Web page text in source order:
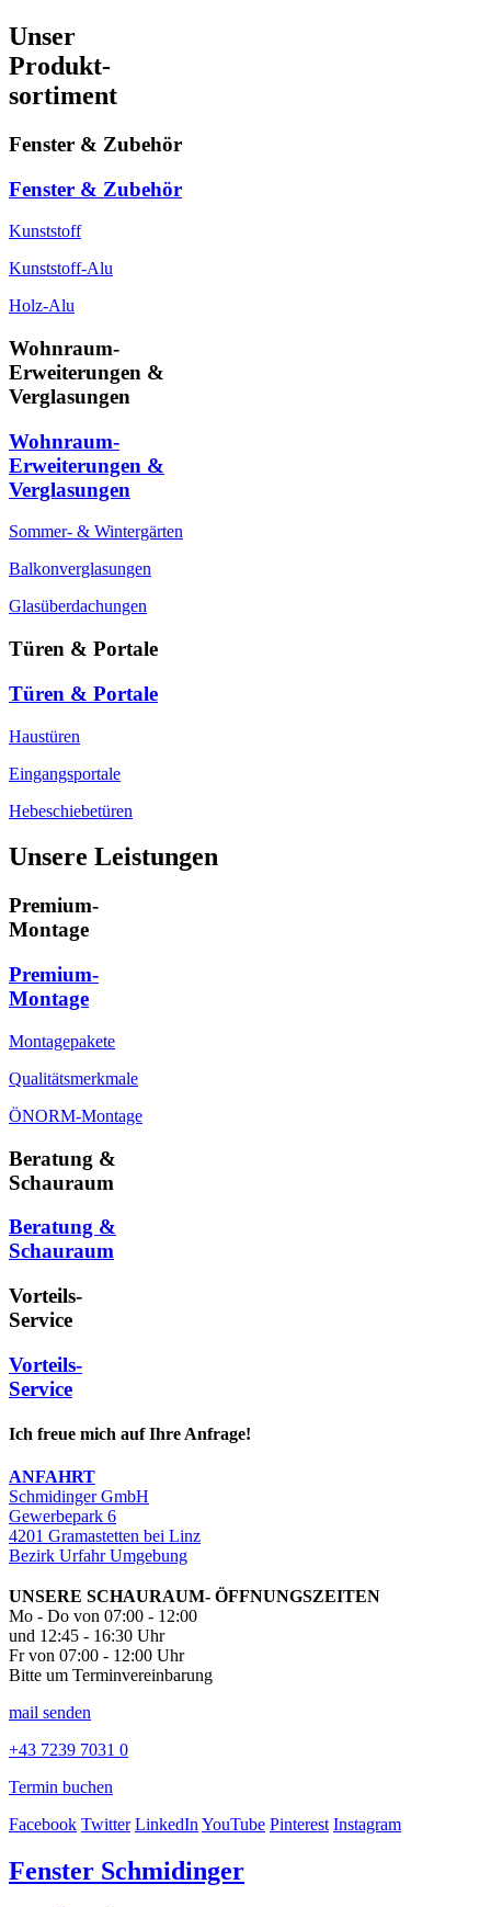
Unser
Produkt-
sortiment
Fenster & Zubehör
Fenster & Zubehör
Kunststoff
Kunststoff-Alu
Holz-Alu
Wohnraum-
Erweiterungen &
Verglasungen
Wohnraum-
Erweiterungen &
Verglasungen
Sommer- & Wintergärten
Balkonverglasungen
Glasüberdachungen
Türen & Portale
Türen & Portale
Haustüren
Eingangsportale
Hebeschiebetüren
Unsere Leistungen
Premium-
Montage
Premium-
Montage
Montagepakete
Qualitätsmerkmale
ÖNORM-Montage
Beratung &
Schauraum
Beratung &
Schauraum
Vorteils-
Service
Vorteils-
Service
Ich freue mich auf Ihre Anfrage!
ANFAHRT
Schmidinger GmbH
Gewerbepark 6
4201 Gramastetten bei Linz
Bezirk Urfahr Umgebung
UNSERE SCHAURAUM- ÖFFNUNGSZEITEN
Mo - Do von 07:00 - 12:00
und 12:45 - 16:30 Uhr
Fr von 07:00 - 12:00 Uhr
Bitte um Terminvereinbarung
mail senden
+43 7239 7031 0
Termin buchen
Facebook Twitter LinkedInYouTube Pinterest Instagram
Fenster Schmidinger